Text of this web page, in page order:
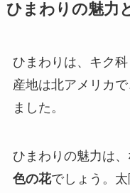
ひまわりの魅力
ひまわりは、キク
産地は北アメリカ
ました。
ひまわりの魅力は
色の花でしょう。